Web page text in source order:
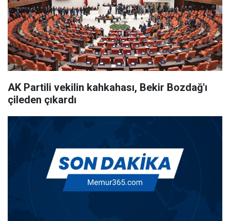
AK Partili vekilin kahkahası, Bekir Bozdağ'ı
çileden çıkardı